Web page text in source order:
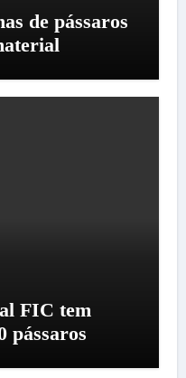
de pássaros
FIC tem
pássaros